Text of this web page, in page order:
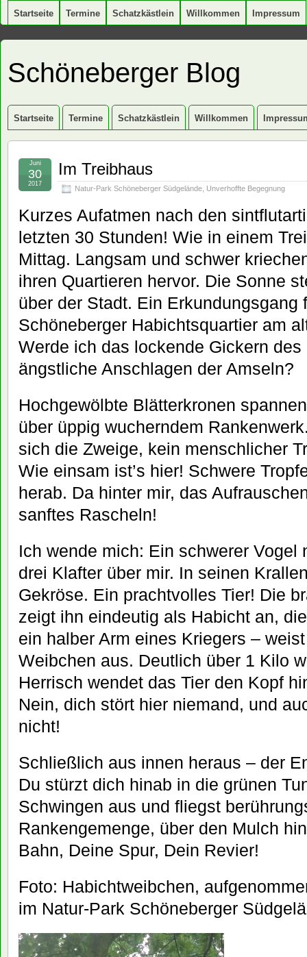
Startseite Termine Schatzkästlein Willkommen Impressum
Schöneberger Blog
Startseite Termine Schatzkästlein Willkommen
Im Treibhaus
Natur-Park Schöneberger Südgelände Unverhoffte Begegnung
Juni
30
2017
Kurzes Aufatmen nach den
letzten 30 Stunden! Wie in einem
Mittag. Langsam und schwer
ihren Quartieren hervor. Die Sonne
über der Stadt. Ein Erkundungsgang
Schöneberger Habichtsquartier am
Werde ich das lockende Gickern
ängstliche Anschlagen der Amseln?
Hochgewölbte Blätterkronen
über üppig wucherndem
sich die Zweige, kein menschlicher
Wie einsam ist’s hier! Schwere
herab. Da hinter mir, das
sanftes Rascheln!
Ich wende mich: Ein schwerer Vogel
drei Klafter über mir. In seinen
Gekröse. Ein prachtvolles Tier! Die
zeigt ihn eindeutig als Habicht an,
ein halber Arm eines Kriegers –
Weibchen aus. Deutlich über 1 Kilo
Herrisch wendet das Tier den Kopf
Nein, dich stört hier niemand, und
nicht!
Schließlich aus innen heraus – der
Du stürzt dich hinab in die grünen
Schwingen aus und fliegst
Rankengemenge, über den Mulch
Bahn, Deine Spur, Dein Revier!
Foto: Habichtweibchen,
im Natur-Park Schöneberger